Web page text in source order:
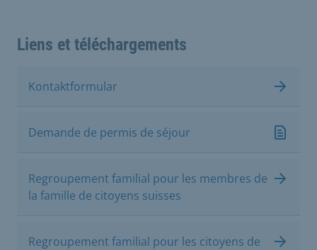
Liens et téléchargements
Kontaktformular
Demande de permis de séjour
Regroupement familial pour les membres de
la famille de citoyens suisses
Regroupement familial pour les citoyens de